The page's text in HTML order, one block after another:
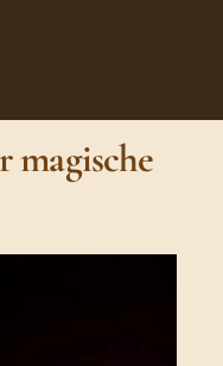
magische